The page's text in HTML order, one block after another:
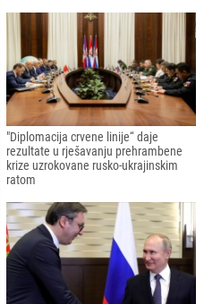
"Diplomacija crvene linije“ daje
rezultate u rješavanju prehrambene
krize uzrokovane rusko-ukrajinskim
ratom